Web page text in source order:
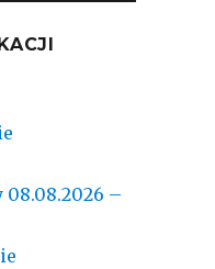
08.08.2026 –